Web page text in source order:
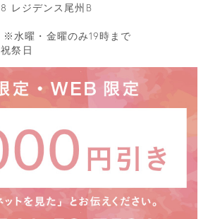
レジデンス尾州B
水曜・金曜のみ19時まで
祭日